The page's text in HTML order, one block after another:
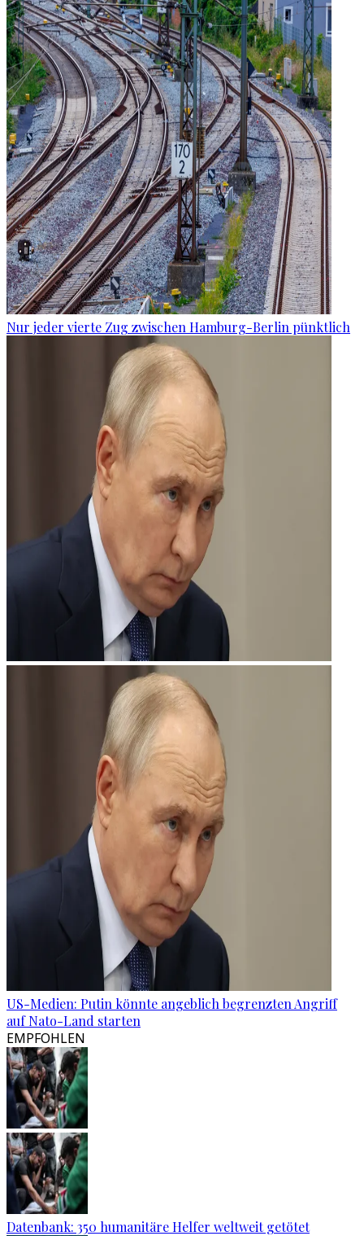
Nur jeder vierte Zug zwischen Hamburg-Berlin pünktlich
US-Medien: Putin könnte angeblich begrenzten Angriff
auf Nato-Land starten
EMPFOHLEN
Datenbank: 350 humanitäre Helfer weltweit getötet